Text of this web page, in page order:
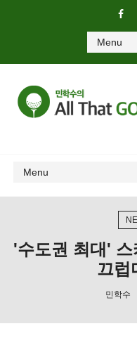
'수도권 최대' 스
끄럽
민학수